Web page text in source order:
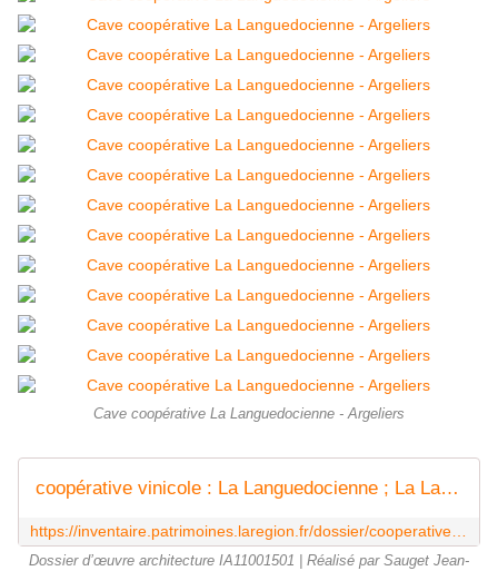
Cave coopérative La Languedocienne - Argeliers
coopérative vinicole : La Languedocienne ; La Languedocienne et ses Vignerons - Inventaire Général du Patrimoine Culturel
Dossier d’œuvre architecture IA11001501 | Réalisé par Sauget Jean-